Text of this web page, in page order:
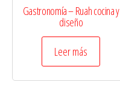
Gastronomía – Ruah cocina y
diseño
Leer más